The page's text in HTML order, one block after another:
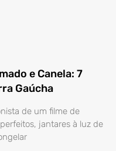
e Canela: 7
Gaúcha
de um filme de
jantares à luz de